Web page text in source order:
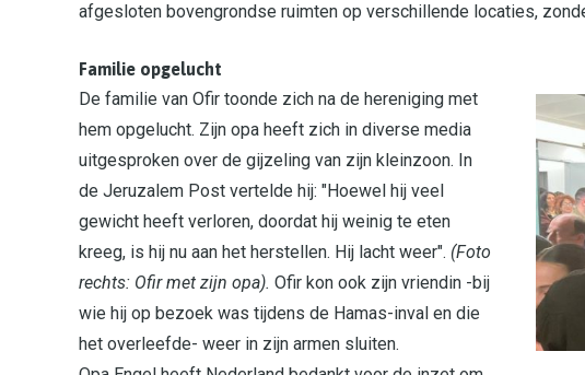
afgesloten bovengrondse ruimten op verschillende locaties,
Familie opgelucht
De familie van Ofir toonde zich na de hereniging met
hem opgelucht. Zijn opa heeft zich in diverse media
uitgesproken over de gijzeling van zijn kleinzoon. In
de Jeruzalem Post vertelde hij: "Hoewel hij veel
gewicht heeft verloren, doordat hij weinig te eten
kreeg, is hij nu aan het herstellen. Hij lacht weer". (Foto
rechts: Ofir met zijn opa). Ofir kon ook zijn vriendin -bij
wie hij op bezoek was tijdens de Hamas-inval en die
het overleefde- weer in zijn armen sluiten.